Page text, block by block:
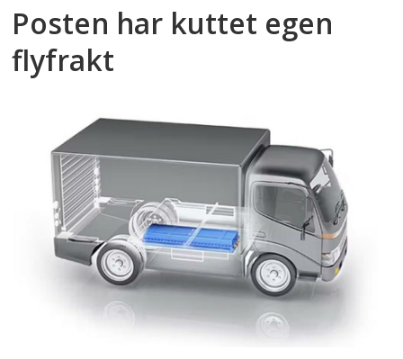
Posten har kuttet egen
flyfrakt